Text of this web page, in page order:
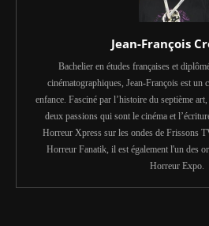
Jean-François
Bachelier en études françaises et
cinématographiques, Jean-François est un
enfance. Fasciné par l’histoire du septième
deux passions qui sont le cinéma et
Horreur Xpress sur les ondes de Frissons
Horreur Fanatik, il est également l'un des
Horreur Expo.